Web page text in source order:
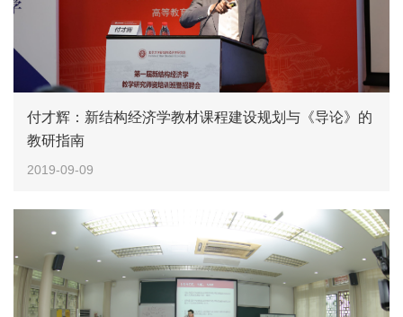
付才辉：新结构经济学教材课程建设规划与《导论》的
教研指南
2019-09-09